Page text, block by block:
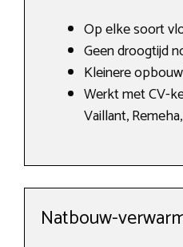
Op elke soort
Geen droogtijd
Kleinere
Werkt met CV-
Vaillant,
Natbouw-